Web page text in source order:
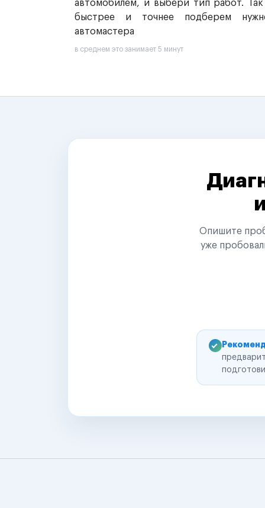
автомобилем, и выбери тип работ.
быстрее и точнее подберем
автомастера
в среднем это занимает 5 минут
Опишите
уже